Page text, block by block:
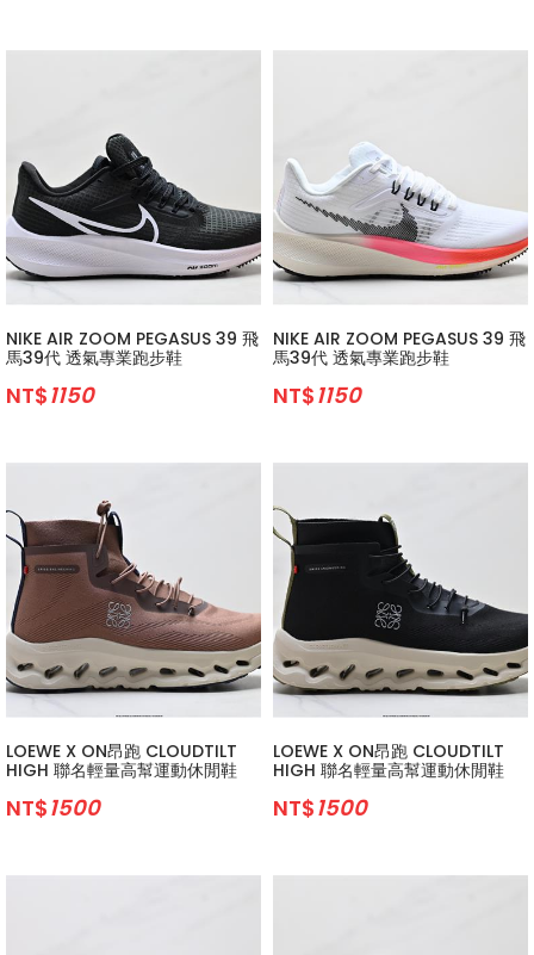
NIKE AIR ZOOM PEGASUS 39 飛
馬39代 透氣專業跑步鞋
NT$1150
NIKE AIR ZOOM PEGASUS 39 飛
馬39代 透氣專業跑步鞋
NT$1150
LOEWE X ON昂跑 CLOUDTILT
HIGH 聯名輕量高幫運動休閒鞋
NT$1500
LOEWE X ON昂跑 CLOUDTILT
HIGH 聯名輕量高幫運動休閒鞋
NT$1500